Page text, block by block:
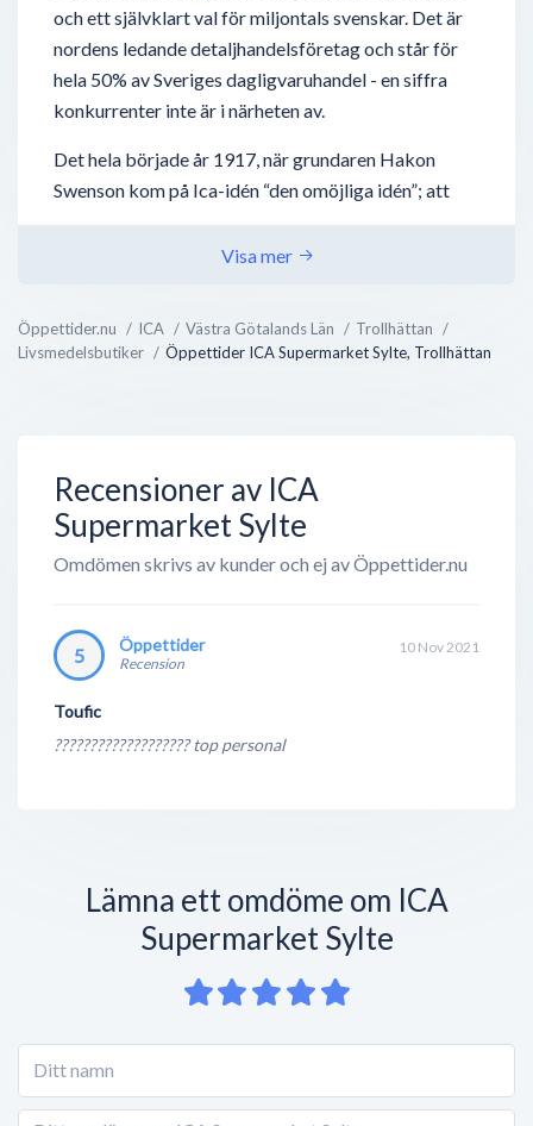
Öppettider.nu ICA Västra Götalands Län
Trollhättan
Livsmedelsbutiker
Öppettider ICA Supermarket Sylte, Trollhättan
och ett självklart val för miljontals svenskar. Det är
nordens ledande detaljhandelsföretag och står för
hela 50% av Sveriges dagligvaruhandel - en siffra
konkurrenter inte är i närheten av.
Det hela började år 1917, när grundaren Hakon
Swenson kom på Ica-idén “den omöjliga idén”; att
låta småhandlare fortsätta med deras verksamheter
- men ta nytta av vad en stor verksamhet kan bidra
handlarägda grossistföretag bildades
Visa mer
Recensioner av ICA
Supermarket Sylte
Omdömen skrivs av kunder och ej av Öppettider.nu
5 Öppettider
Recension
Toufic
10 Nov 2021
??????????????????? top personal
Lämna ett omdöme om ICA
Supermarket Sylte